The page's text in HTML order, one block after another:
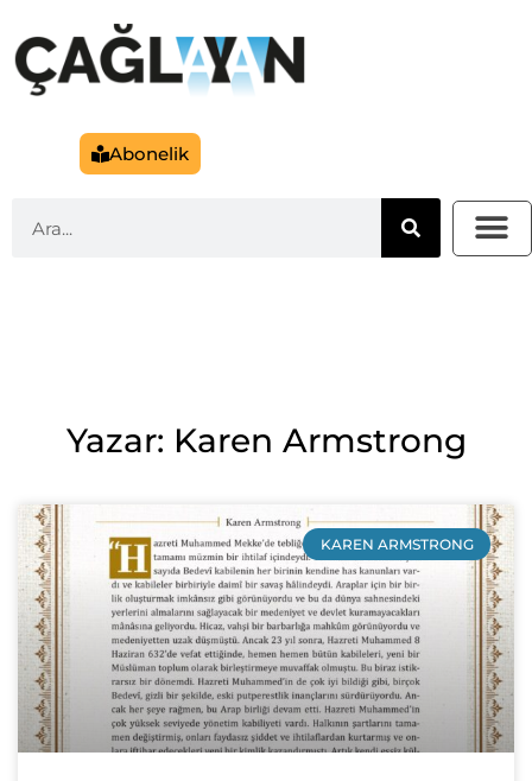
Abonelik
Yazar: Karen Armstrong
KAREN ARMSTRONG